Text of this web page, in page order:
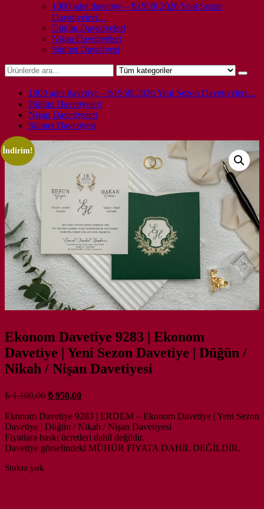
1000 adet davetiye – ₺1950| 2026 Yeni Sezon
Davetiyeleri…
Düğün Davetiyeleri
Nişan Davetiyeleri
Sünnet Davetiyesi
1000 adet davetiye – ₺1950| 2026 Yeni Sezon Davetiyeleri…
Düğün Davetiyeleri
Nişan Davetiyeleri
Sünnet Davetiyesi
İndirim!
Ekonom Davetiye 9283 | Ekonom
Davetiye | Yeni Sezon Davetiye | Düğün /
Nikah / Nişan Davetiyesi
₺1.100,00 Orijinal
₺ 1.100,00.
₺950,00Şu
fiyat:
₺ 950,00.
Ekonom Davetiye 9283 | ERDEM – Ekonom Davetiye | Yeni Sezon
Davetiye | Düğün / Nikah / Nişan Davetiyesi
Fiyatlara baskı ücretleri dahil değildir.
Davetiye görselindeki MÜHÜR FİYATA DAHİL DEĞİLDİR.
Stokta yok